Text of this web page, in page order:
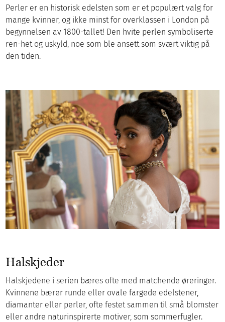
Perler er en historisk edelsten som er et populært valg for
mange kvinner, og ikke minst for overklassen i London på
begynnelsen av 1800-tallet! Den hvite perlen symboliserte
ren-het og uskyld, noe som ble ansett som svært viktig på
den tiden.
Halskjeder
Halskjedene i serien bæres ofte med matchende øreringer.
Kvinnene bærer runde eller ovale fargede edelstener,
diamanter eller perler, ofte festet sammen til små blomster
eller andre naturinspirerte motiver, som sommerfugler.